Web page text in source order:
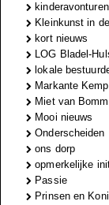
kinderavonturen
Kleinkunst in
kort nieuws
LOG Bladel-
lokale
Markante
Miet van
Mooi nieuws
Onderscheiden
ons dorp
opmerkelijke
Passie
Prinsen en